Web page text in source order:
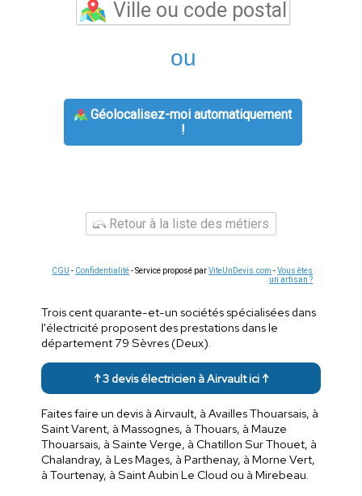
ou
Géolocalisez-moi automatiquement
!
Retour à la liste des métiers
CGU - Confidentialité- Service proposé parViteUnDevis.com -Vous êtes
un artisan ?
Trois cent quarante-et-un sociétés spécialisées dans
l'électricité proposent des prestations dans le
département 79 Sèvres (Deux).
↑ 3 devis électricien à Airvault ici ↑
Faites faire un devis à Airvault, à Availles Thouarsais, à
Saint Varent, à Massognes, à Thouars, à Mauze
Thouarsais, à Sainte Verge, à Chatillon Sur Thouet, à
Chalandray, à Les Mages, à Parthenay, à Morne Vert,
à Tourtenay, à Saint Aubin Le Cloud ou à Mirebeau.